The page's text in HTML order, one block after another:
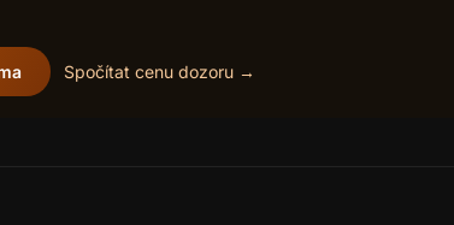
Spočítat cenu dozoru →